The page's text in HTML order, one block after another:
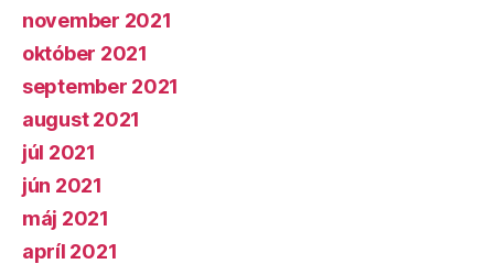
november 2021
október 2021
september 2021
august 2021
júl 2021
jún 2021
máj 2021
apríl 2021